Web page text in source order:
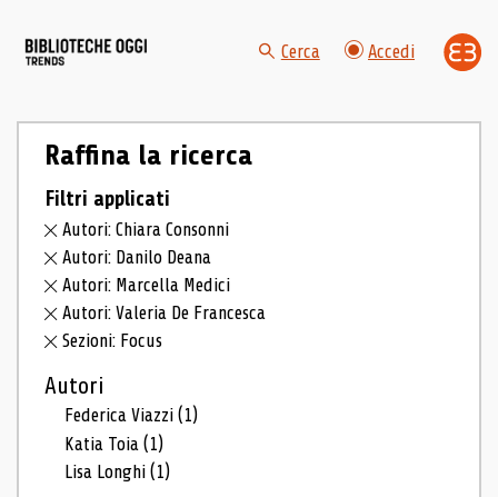
Cerca Accedi
Raffina la ricerca
Filtri applicati
Autori: Chiara Consonni
Autori: Danilo Deana
Autori: Marcella Medici
Autori: Valeria De Francesca
Sezioni: Focus
Autori
Federica Viazzi(1)
Katia Toia(1)
Lisa Longhi(1)